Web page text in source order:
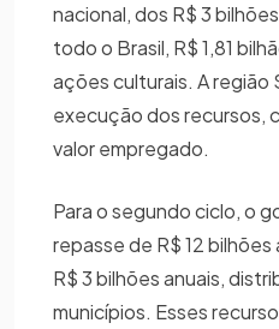
nacional, dos R$ 3
todo o Brasil, R$ 1,81
ações culturais. A região
execução dos recursos,
valor empregado.
Para o segundo ciclo, o
repasse de R$ 12
R$ 3 bilhões anuais,
municípios. Esses